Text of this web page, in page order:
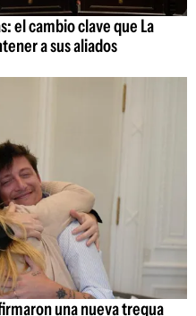
el cambio clave que La
a sus aliados
una nueva tregua